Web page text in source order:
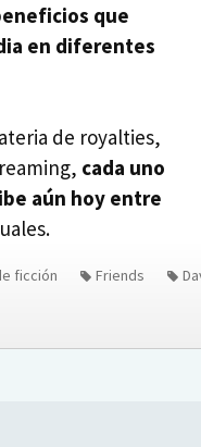
que
en diferentes
de royalties,
cada uno
aún hoy entre
ficción Friends